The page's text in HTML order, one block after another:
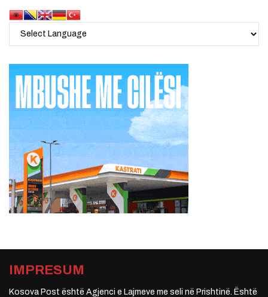
IMPRESUM
Kosova Post është Agjenci e Lajmeve me seli në Prishtinë. Është